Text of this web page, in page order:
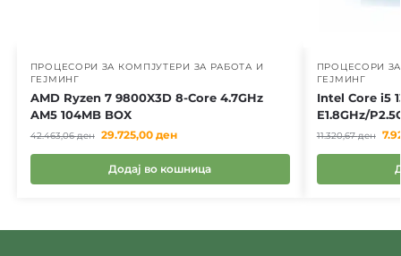
ПРОЦЕСОРИ ЗА КОМПЈУТЕРИ ЗА РАБОТА И
ГЕЈМИНГ
AMD Ryzen 7 9800X3D 8-Core 4.7GHz
AM5 104MB BOX
42.463,06ден 29.725,00 ден
Додај во кошница
ПРОЦЕСОРИ
ГЕЈМИНГ
Intel Core i5
E1.8GHz/
11.320,67ден